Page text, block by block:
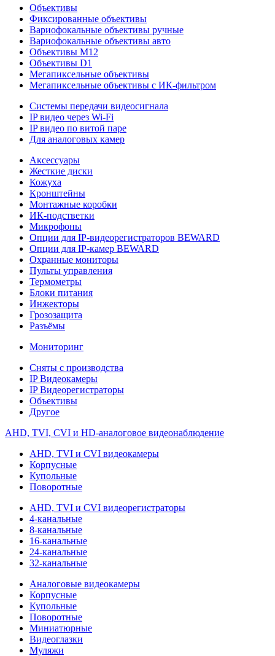
Объективы
Фиксированные объективы
Вариофокальные объективы ручные
Вариофокальные объективы авто
Объективы М12
Объективы D1
Мегапиксельные объективы
Мегапиксельные объективы с ИК-фильтром
Системы передачи видеосигнала
IP видео через Wi-Fi
IP видео по витой паре
Для аналоговых камер
Аксессуары
Жесткие диски
Кожуха
Кронштейны
Монтажные коробки
ИК-подстветки
Микрофоны
Опции для IP-видеорегистраторов BEWARD
Опции для IP-камер BEWARD
Охранные мониторы
Пульты управления
Термометры
Блоки питания
Инжекторы
Грозозащита
Разъёмы
Мониторинг
Сняты с производства
IP Видеокамеры
IP Видеорегистраторы
Объективы
Другое
AHD, TVI, CVI и HD-аналоговое видеонаблюдение
AHD, TVI и CVI видеокамеры
Корпусные
Купольные
Поворотные
AHD, TVI и CVI видеорегистраторы
4-канальные
8-канальные
16-канальные
24-канальные
32-канальные
Аналоговые видеокамеры
Корпусные
Купольные
Поворотные
Миниатюрные
Видеоглазки
Муляжи